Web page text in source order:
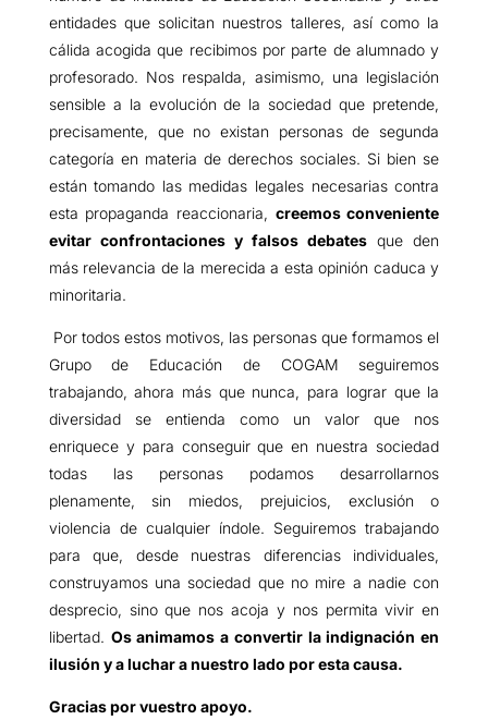
entidades que solicitan nuestros talleres, así como la
cálida acogida que recibimos por parte de alumnado y
profesorado. Nos respalda, asimismo, una legislación
sensible a la evolución de la sociedad que pretende,
precisamente, que no existan personas de segunda
categoría en materia de derechos sociales. Si bien se
están tomando las medidas legales necesarias contra
esta propaganda reaccionaria, creemos conveniente
evitar confrontaciones y falsos debates que den
más relevancia de la merecida a esta opinión caduca y
minoritaria.
Por todos estos motivos, las personas que formamos el
Grupo de Educación de COGAM seguiremos
trabajando, ahora más que nunca, para lograr que la
diversidad se entienda como un valor que nos
enriquece y para conseguir que en nuestra sociedad
todas las personas podamos desarrollarnos
plenamente, sin miedos, prejuicios, exclusión o
violencia de cualquier índole. Seguiremos trabajando
para que, desde nuestras diferencias individuales,
construyamos una sociedad que no mire a nadie con
desprecio, sino que nos acoja y nos permita vivir en
libertad. Os animamos a convertir la indignación en
ilusión y a luchar a nuestro lado por esta causa.
Gracias por vuestro apoyo.